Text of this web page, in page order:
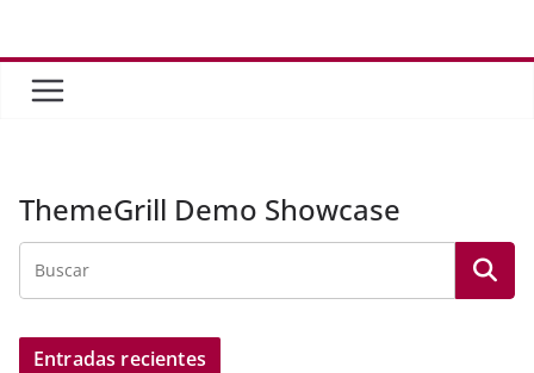
contenido
ThemeGrill Demo Showcase
Entradas recientes